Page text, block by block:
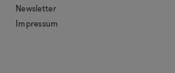
Newsletter
Impressum